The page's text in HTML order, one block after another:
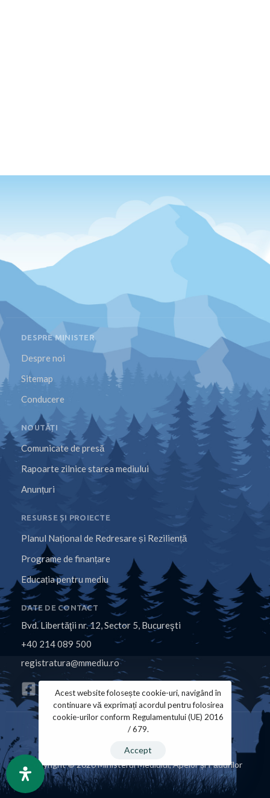
DESPRE MINISTER
Despre noi
Sitemap
Conducere
NOUTĂȚI
Comunicate de presă
Rapoarte zilnice starea mediului
Anunțuri
RESURSE ȘI PROIECTE
Planul Național de Redresare și Reziliență
Programe de finanțare
Educația pentru mediu
DATE DE CONTACT
Bvd. Libertăţii nr. 12, Sector 5, Bucureşti
+40 214 089 500
registratura@mmediu.ro
Copyright © 2026 Ministerul Mediului, Apelor și Pădurilor
Acest website folosește cookie-uri, navigând în
continuare vă exprimați acordul pentru folosirea
cookie-urilor conform Regulamentului (UE) 2016
/ 679.
Accept